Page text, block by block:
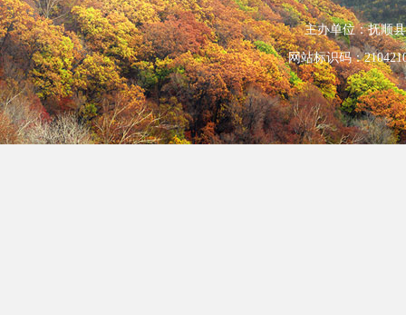
主办单位：抚顺
网站标识码：